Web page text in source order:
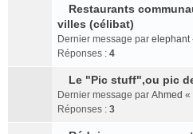
é
c
e
n
p
l
u
s
é
c
e
u
l
e
u
s
e
n
o
n
u
l
e
e
s
s
a
e
n
o
e
r
l
e
e
s
s
s
u
l
t
l
e
C
o
n
u
l
t
Restaurants
villes (célibat)
Dernier message par elephant
Réponses : 4
C
o
Le "Pic stuff",ou pic
Dernier message par Ahmed «
Réponses : 3